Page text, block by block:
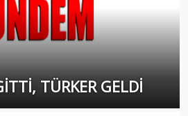
TÜRKER GELDİ